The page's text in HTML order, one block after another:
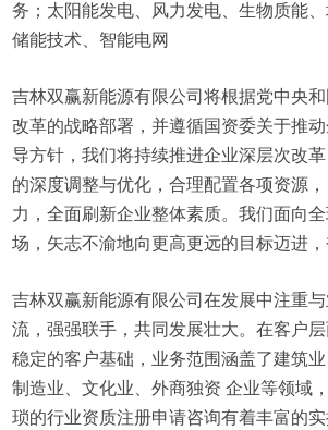
务；太阳能发电、风力发电、生物质能、
储能技术、智能电网
吉林双赢新能源有限公司将根据党中央
改革的战略部署，并遵循国资委关于推
导方针，我们将持续推进企业深层次改
的深度调整与优化，合理配置各项资源
力，全面刷新企业整体素质。我们面向
场，矢志不渝地向更高更远的目标迈进，
吉林双赢新能源有限公司在发展中注重
流，强强联手，共同发展壮大。在客户
稳定的客户基础，业务范围涵盖了建筑业
制造业、文化业、外商独资 企业等领域
琐的行业资质注册申请咨询有着丰富的